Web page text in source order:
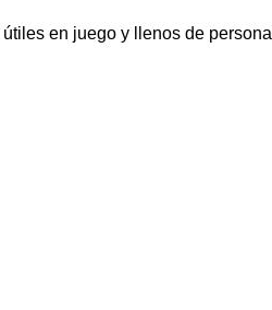
en juego y llenos de